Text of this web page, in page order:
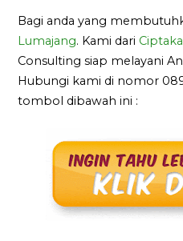
Bagi anda yang
Lumajang. Kami dari
Consulting siap melayani
Hubungi kami di nomor
tombol dibawah ini :